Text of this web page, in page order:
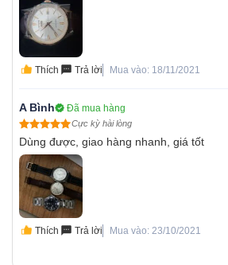
Thích Trả lời Mua vào: 18/11/2021
A Bình Đã mua hàng
Cực kỳ hài lòng
Dùng được, giao hàng nhanh, giá tốt
Thích Trả lời Mua vào: 23/10/2021